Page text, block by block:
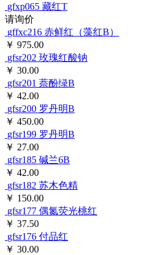
gfxp065 藏红T
请询价
gffxc216 赤鲜红（藻红B）
￥ 975.00
gfsr202 玫瑰红酸钠
￥ 30.00
gfsr201 萘酚绿B
￥ 42.00
gfsr200 罗丹明B
￥ 450.00
gfsr199 罗丹明B
￥ 27.00
gfsr185 碱兰6B
￥ 42.00
gfsr182 苏木色精
￥ 150.00
gfsr177 偶氮荧光桃红
￥ 37.50
gfsr176 付品红
￥ 30.00